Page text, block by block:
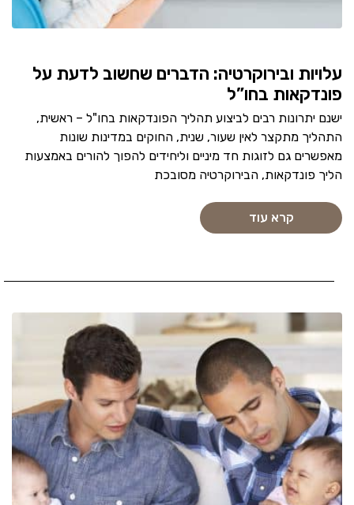
עלויות ובירוקרטיה: הדברים שחשוב לדעת על
פונדקאות בחו”ל
ישנם יתרונות רבים לביצוע תהליך הפונדקאות בחו"ל – ראשית,
התהליך מתקצר לאין שעור, שנית, החוקים במדינות שונות
מאפשרים גם לזוגות חד מיניים וליחידים להפוך להורים באמצעות
הליך פונדקאות, הבירוקרטיה מסובכת
קרא עוד